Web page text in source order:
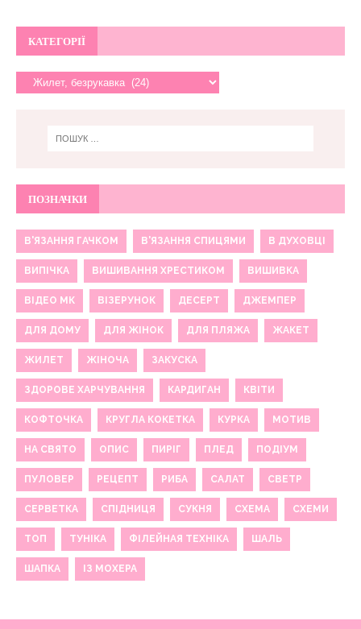
КАТЕГОРІЇ
ПОЗНАЧКИ
В'ЯЗАННЯ ГАЧКОМ В'ЯЗАННЯ СПИЦЯМИ В ДУХОВЦІ
ВИПІЧКА ВИШИВАННЯ ХРЕСТИКОМ ВИШИВКА
ВІДЕО МК ВІЗЕРУНОК ДЕСЕРТ ДЖЕМПЕР
ДЛЯ ДОМУ ДЛЯ ЖІНОК ДЛЯ ПЛЯЖА ЖАКЕТ
ЖИЛЕТ ЖІНОЧА ЗАКУСКА
ЗДОРОВЕ ХАРЧУВАННЯ КАРДИГАН КВІТИ
КОФТОЧКА КРУГЛА КОКЕТКА КУРКА МОТИВ
НА СВЯТО ОПИС ПИРІГ ПЛЕД ПОДІУМ
ПУЛОВЕР РЕЦЕПТ РИБА САЛАТ СВЕТР
СЕРВЕТКА СПІДНИЦЯ СУКНЯ СХЕМА СХЕМИ
ТОП ТУНІКА ФІЛЕЙНАЯ ТЕХНІКА ШАЛЬ
ШАПКА ІЗ МОХЕРА